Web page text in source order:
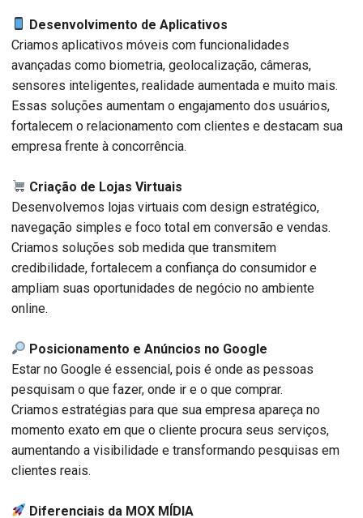
Desenvolvimento de Aplicativos
Criamos aplicativos móveis com funcionalidades
avançadas como biometria, geolocalização, câmeras,
sensores inteligentes, realidade aumentada e muito mais.
Essas soluções aumentam o engajamento dos usuários,
fortalecem o relacionamento com clientes e destacam sua
empresa frente à concorrência.
Criação de Lojas Virtuais
Desenvolvemos lojas virtuais com design estratégico,
navegação simples e foco total em conversão e vendas.
Criamos soluções sob medida que transmitem
credibilidade, fortalecem a confiança do consumidor e
ampliam suas oportunidades de negócio no ambiente
online.
Posicionamento e Anúncios no Google
Estar no Google é essencial, pois é onde as pessoas
pesquisam o que fazer, onde ir e o que comprar.
Criamos estratégias para que sua empresa apareça no
momento exato em que o cliente procura seus serviços,
aumentando a visibilidade e transformando pesquisas em
clientes reais.
Diferenciais da MOX MÍDIA